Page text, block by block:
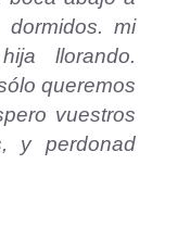
mi
llorando.
queremos
vuestros
y perdonad